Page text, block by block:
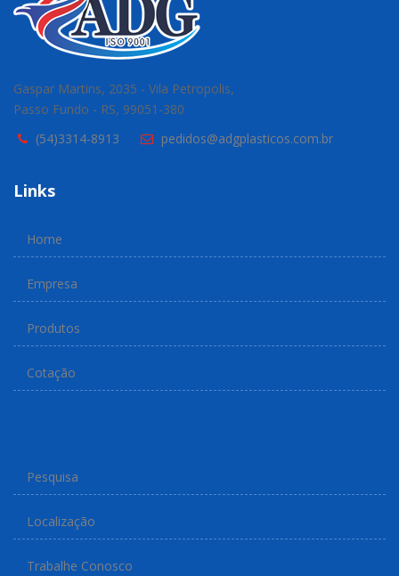
Gaspar Martins, 2035 - Vila Petropolis,
Passo Fundo - RS, 99051-380
(54)3314-8913
pedidos@adgplasticos.com.br
Links
Home
Empresa
Produtos
Cotação
Pesquisa
Localização
Trabalhe Conosco